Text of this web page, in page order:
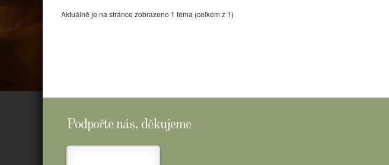
Aktuálně je na stránce zobrazeno 1 téma (celkem z 1)
Podpořte nás, děkujeme